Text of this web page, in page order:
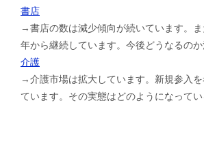
書店
→書店の数は減少傾向が続いています。
年から継続しています。今後どうなるの
介護
→介護市場は拡大しています。新規参入を
ています。その実態はどのようになって